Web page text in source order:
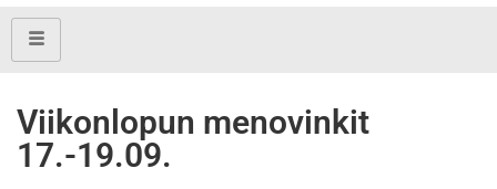
Viikonlopun menovinkit
17.-19.09.